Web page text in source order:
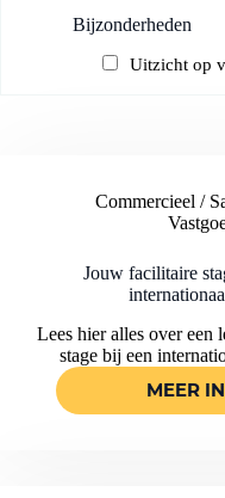
Commercieel /
Jouw facilitaire
Lees hier alles over een
stage bij een
MEER
Bijzonderheden
Uitzicht op